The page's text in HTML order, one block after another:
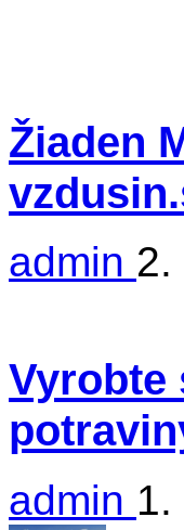
Žiaden
admin 2.
Vyrobte
admin 1.